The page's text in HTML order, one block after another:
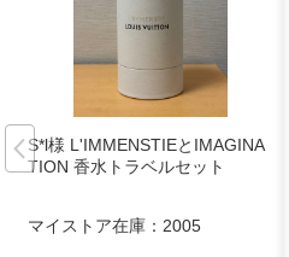
S*l様 L'IMMENSTIEとIMAGINA
TION 香水トラベルセット
マイストア在庫： 2005